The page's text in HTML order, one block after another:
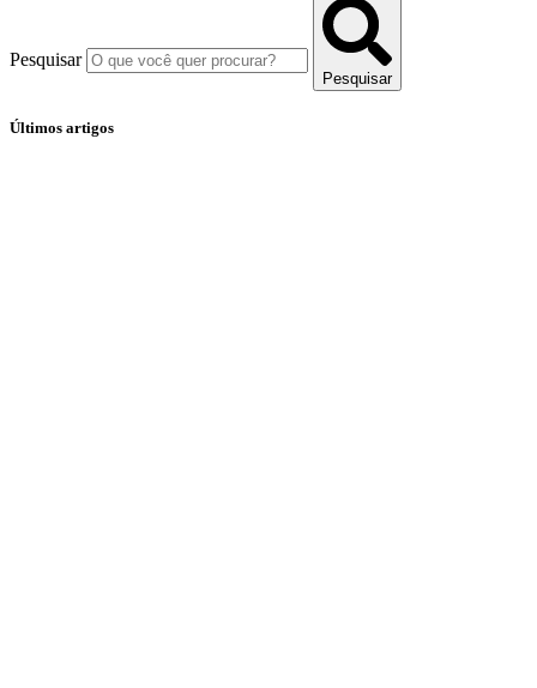
Pesquisar
Pesquisar
Últimos artigos